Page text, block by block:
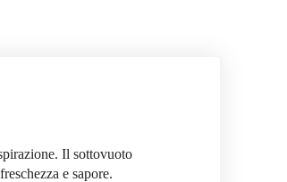
Il sottovuoto
e sapore.